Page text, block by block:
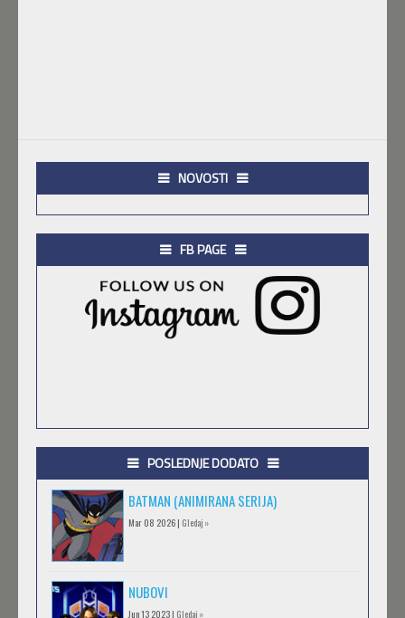
NOVOSTI
FB PAGE
POSLEDNJE DODATO
BATMAN (ANIMIRANA SERIJA)
Mar 08 2026 | Gledaj »
NUBOVI
Jun 13 2023 | Gledaj »